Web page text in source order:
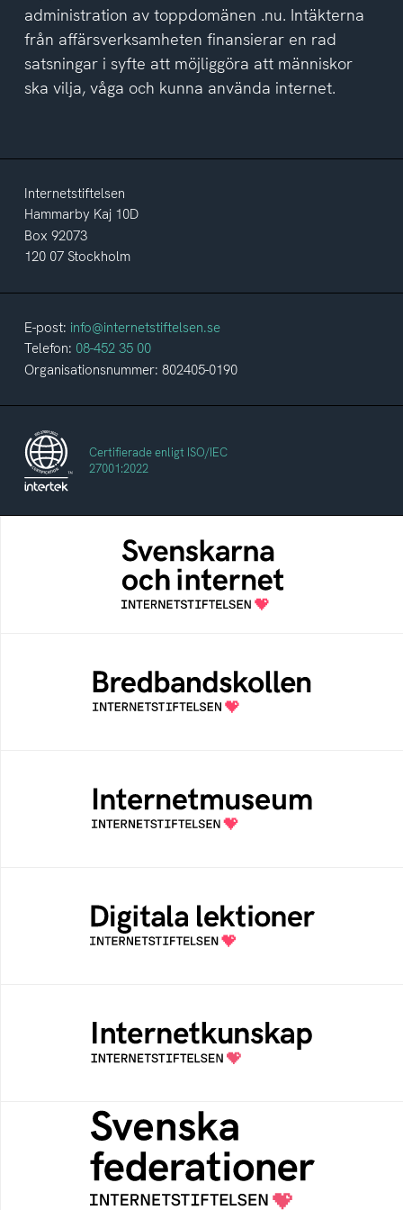
administration av toppdomänen .nu. Intäkterna
från affärsverksamheten finansierar en rad
satsningar i syfte att möjliggöra att människor
ska vilja, våga och kunna använda internet.
Internetstiftelsen
Hammarby Kaj 10D
Box 92073
120 07 Stockholm
E-post: info@internetstiftelsen.se
Telefon: 08-452 35 00
Organisationsnummer: 802405-0190
Certifierade enligt ISO/IEC
27001:2022
Svenskarna och internet
En årlig studie av svenska folkets
internetvanor
Bredbandskollen är ett oberoende
konsumentverktyg som drivs av
Internetstiftelsen
Ett digitalt museum som byggts, och kureras
av Internetstiftelsen
Öppen digital lärresurs med färdiga lektioner
för alla stadier i grundskolan
Samlad kunskap som hjälper dig att bli en
säker och medveten internetanvändare
Svenska federationer
Grunden för medlemskap i en sektors- eller
kontextspecifik federation